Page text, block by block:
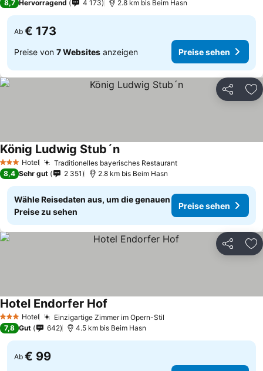
8,7 Hervorragend 4 173 2.8 km bis Beim Hasn
Ab € 173
Preise von 7 Websites anzeigen Preise sehen
Teilen
3 SterneHotel Traditionelles bayerisches Restaurant
König Ludwig Stub´n
8,4 Sehr gut 2 351 2.8 km bis Beim Hasn
Wähle Reisedaten aus, um die genauen
Preise zu sehen
Preise sehen
Teilen
3 SterneHotel Einzigartige Zimmer im Opern-Stil
Hotel Endorfer Hof
7,8 Gut 642 4.5 km bis Beim Hasn
Ab € 99